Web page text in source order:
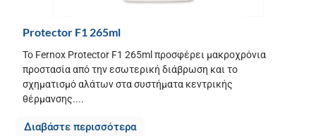
Protector F1 265ml
Το Fernox Protector F1 265ml προσφέρει μακροχρόνια
προστασία από την εσωτερική διάβρωση και το
σχηματισμό αλάτων στα συστήματα κεντρικής
θέρμανσης....
Διαβάστε περισσότερα